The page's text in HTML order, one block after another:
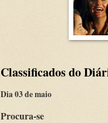
Classificados do
Dia 03 de maio
Procura-se